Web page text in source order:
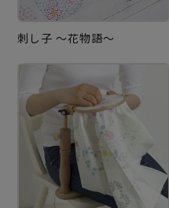
刺し子 ～花物語～